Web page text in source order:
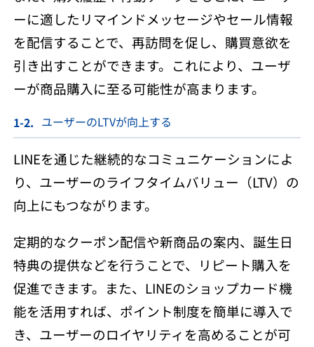
ーに適したリマインドメッセージやセール情報
を配信することで、再訪問を促し、購買意欲を
引き出すことができます。これにより、ユーザ
ーが商品購入に至る可能性が高まります。
ユーザーのLTVが向上する
LINEを通じた継続的なコミュニケーションによ
り、ユーザーのライフタイムバリュー（LTV）の
向上にもつながります。
定期的なクーポン配信や新商品の案内、誕生日
特典の提供などを行うことで、リピート購入を
促進できます。また、LINEのショップカード機
能を活用すれば、ポイント制度を簡単に導入で
き、ユーザーのロイヤリティを高めることが可